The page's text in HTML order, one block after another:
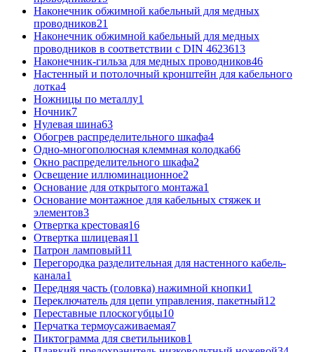
Наконечник обжимной кабельный для медных
проводников21
Наконечник обжимной кабельный для медных
проводников в соответствии с DIN 4623613
Наконечник-гильза для медных проводников46
Настенный и потолочный кронштейн для кабельного
лотка4
Ножницы по металлу1
Ночник7
Нулевая шина63
Обогрев распределительного шкафа4
Одно-многополюсная клеммная колодка66
Окно распределительного шкафа2
Освещение иллюминационное2
Основание для открытого монтажа1
Основание монтажное для кабельных стяжек и
элементов3
Отвертка крестовая16
Отвертка шлицевая11
Патрон ламповый11
Перегородка разделительная для настенного кабель-
канала1
Передняя часть (головка) нажимной кнопки1
Переключатель для цепи управления, пакетный12
Переставные плоскогубцы10
Перчатка термоусаживаемая7
Пиктограмма для светильников1